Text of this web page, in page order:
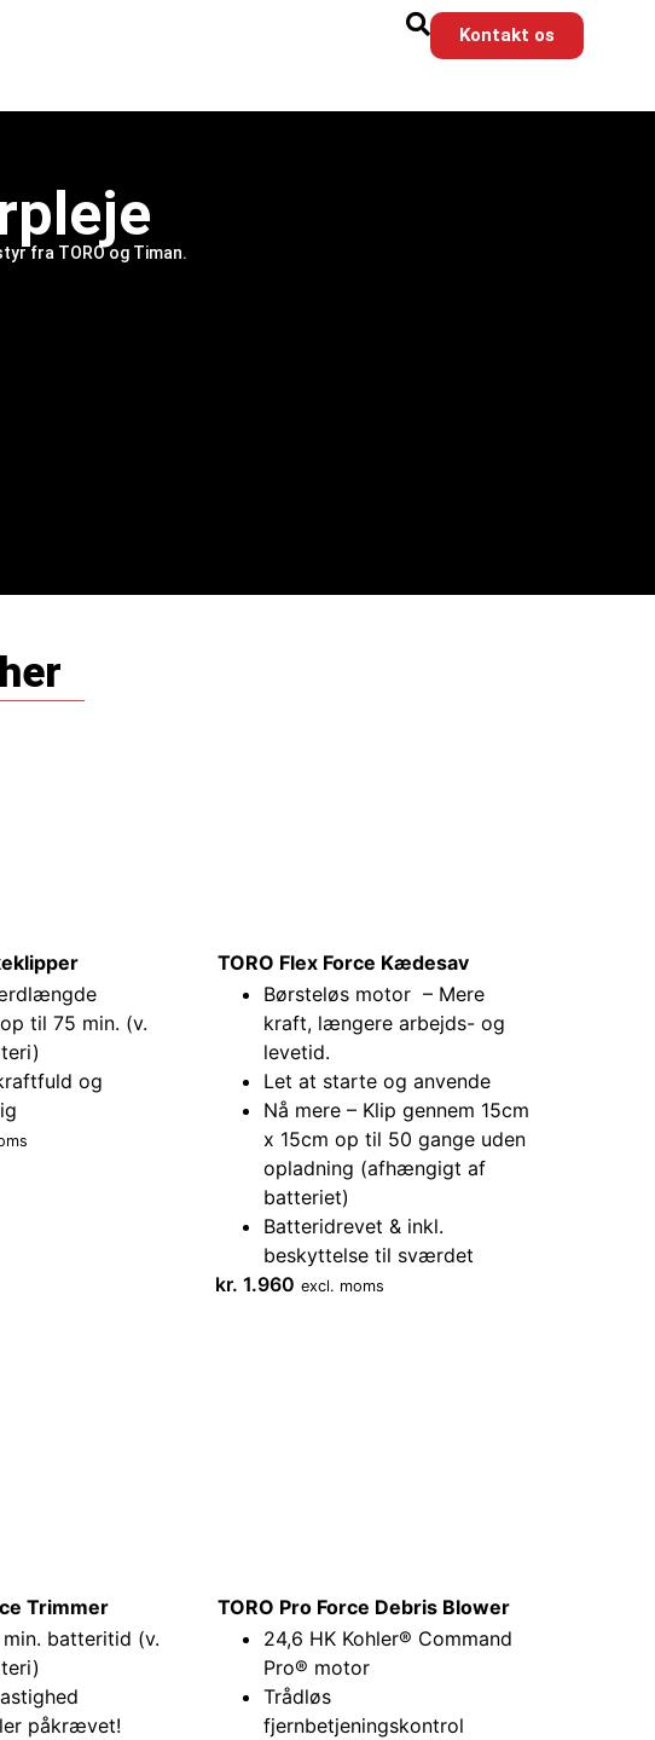
Kontakt os
fra TORO og Timan.
til 75 min. (v.
og
TORO Flex Force Kædesav
Børsteløs motor – Mere
kraft, længere arbejds- og
levetid.
Let at starte og anvende
Nå mere – Klip gennem 15cm
x 15cm op til 50 gange uden
opladning (afhængigt af
batteriet)
Batteridrevet & inkl.
beskyttelse til sværdet
kr. 1.960 excl. moms
Trimmer
batteritid (v.
påkrævet!
TORO Pro Force Debris Blower
24,6 HK Kohler® Command
Pro® motor
Trådløs
fjernbetjeningskontrol